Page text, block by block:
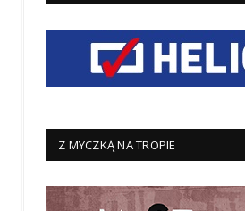
Z MYCZKĄ NA TROPIE